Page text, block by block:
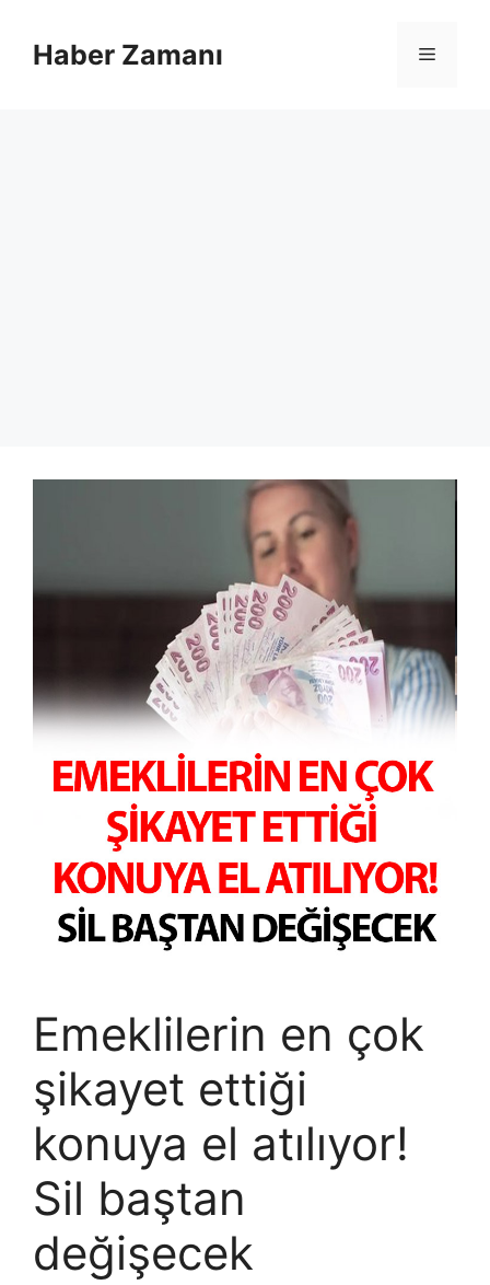
Haber Zamanı Menü
Emeklilerin en çok
şikayet ettiği
konuya el atılıyor!
Sil baştan
değişecek